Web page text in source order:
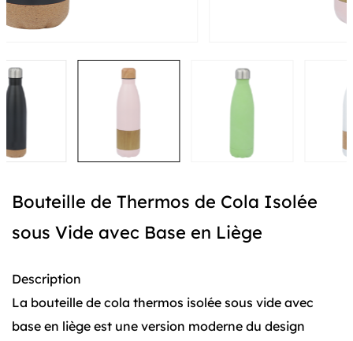
Bouteille de Thermos de Cola Isolée
sous Vide avec Base en Liège
Description
La bouteille de cola thermos isolée sous vide avec
base en liège est une version moderne du design